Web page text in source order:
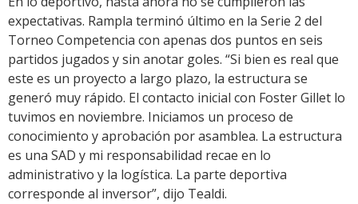
expectativas. Rampla terminó último en la Serie 2 del
Torneo Competencia con apenas dos puntos en seis
partidos jugados y sin anotar goles. “Si bien es real que
este es un proyecto a largo plazo, la estructura se
generó muy rápido. El contacto inicial con Foster Gillet lo
tuvimos en noviembre. Iniciamos un proceso de
conocimiento y aprobación por asamblea. La estructura
es una SAD y mi responsabilidad recae en lo
administrativo y la logística. La parte deportiva
corresponde al inversor”, dijo Tealdi.